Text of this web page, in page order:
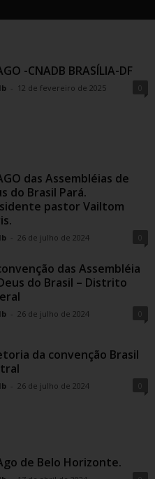
Rocha entrevista Pr.
Pr. Marcelino
-CNADB BRASÍLIA-DF
- 12 de fevereiro de 2025
das Assembléias de
do Brasil Pará.
pastor Vailtom
- 26 de julho de 2024
das Assembléia
do Brasil – Distrito
- 26 de julho de 2024
da convenção Brasil
- 26 de julho de 2024
de Belo Horizonte.